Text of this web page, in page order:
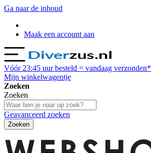
Ga naar de inhoud
Maak een account aan
Vóór 23:45 uur besteld = vandaag verzonden*
Mijn winkelwagentje
Zoeken
Zoeken
Geavanceerd zoeken
Zoeken